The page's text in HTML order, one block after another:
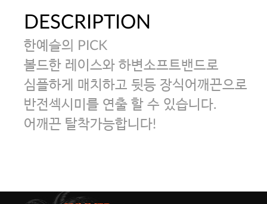
DESCRIPTION
한예슬의 PICK
볼드한 레이스와 하변소프트밴드로
심플하게 매치하고 뒷등 장식어깨끈으로
반전섹시미를 연출 할 수 있습니다.
어깨끈 탈착가능합니다!